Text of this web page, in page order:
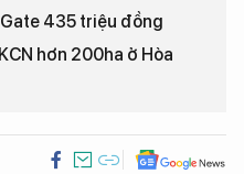
435 triệu đồng
hơn 200ha ở Hòa